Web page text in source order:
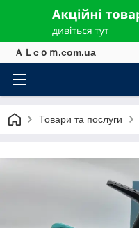
ＡＬcｏｍ.com.ua
Товари та послуги